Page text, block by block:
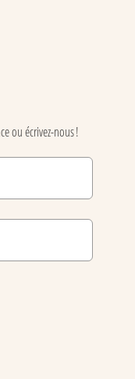
ou écrivez-nous !